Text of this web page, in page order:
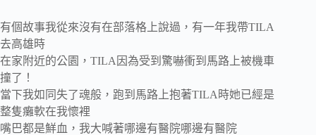
有個故事我從來沒有在部落格上說過，有一年我帶TILA
去高雄時
在家附近的公園，TILA因為受到驚嚇衝到馬路上被機車
撞了！
當下我如同失了魂般，跑到馬路上抱著TILA時她已經是
整隻癱軟在我懷裡
嘴巴都是鮮血，我大喊著哪邊有醫院哪邊有醫院